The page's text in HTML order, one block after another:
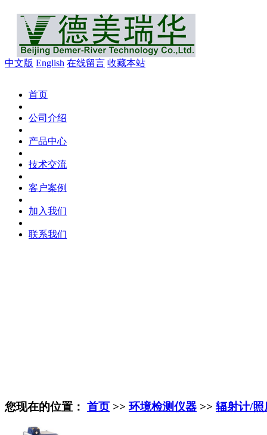
中文版 English 在线留言 收藏本站
首页
公司介绍
产品中心
技术交流
客户案例
加入我们
联系我们
您现在的位置： 首页 >>环境检测仪器 >> 辐射计/照